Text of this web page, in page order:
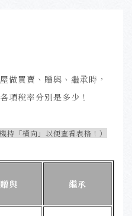
做買賣、贈與、繼承時，
項稅率分別是多少！
持「橫向」以便查看表格！）
贈與 繼承